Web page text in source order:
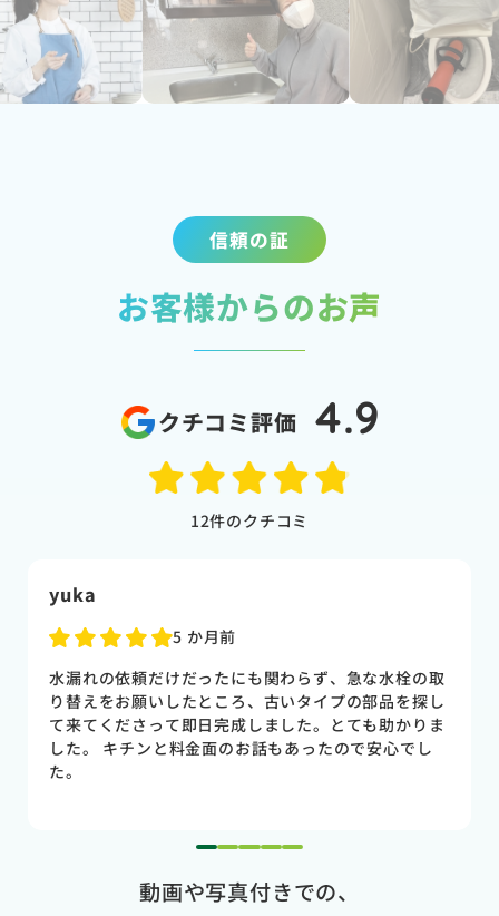
信頼の証
お客様からのお声
クチコミ評価 4.9
12件のクチコミ
山下香苗
5 か月前
キッチンの蛇口の交換をお願いしました。 対応もスピ
ーディーで、丁寧。 料金も納得いくものでした。 キ
ッチン蛇口以外でも、今後注意しておく箇所のアドバ
イスも頂き大変助かりました。
1 2 3 4 5
動画や写真付きでの、